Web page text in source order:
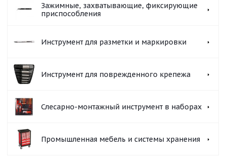
Зажимные, захватывающие, фиксирующие
приспособления
Инструмент для разметки и маркировки
Инструмент для поврежденного крепежа
Слесарно-монтажный инструмент в наборах
Промышленная мебель и системы хранения